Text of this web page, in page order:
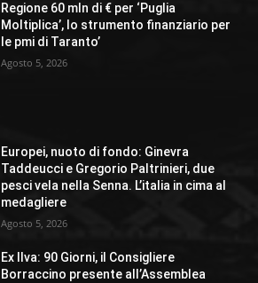
Regione 60 mln di € per ‘Puglia
Moltiplica’, lo strumento finanziario per
le pmi di Taranto’
Agosto 5, 2026
Europei, nuoto di fondo: Ginevra
Taddeucci e Gregorio Paltrinieri, due
pesci vela nella Senna. L’italia in cima al
medagliere
Agosto 5, 2026
Ex Ilva: 90 Giorni, il Consigliere
Borraccino presente all’Assemblea